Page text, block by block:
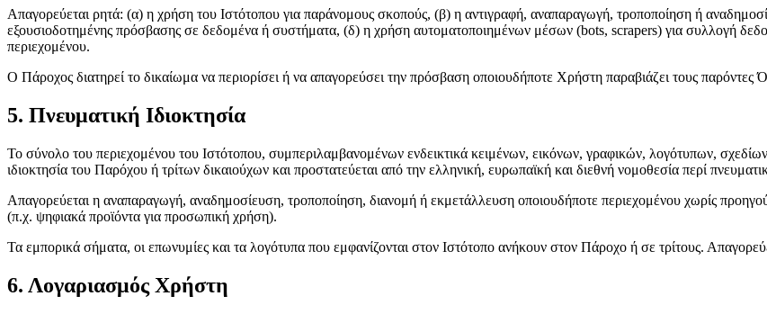
Απαγορεύεται ρητά: (α) η χρήση του Ιστότοπου για παράνομους σκοπούς, (β) η αντιγραφή, αναπαραγωγή, τροποποίηση ή
εξουσιοδοτημένης πρόσβασης σε δεδομένα ή συστήματα, (δ) η χρήση αυτοματοποιημένων μέσων (bots, scrapers) για συλλογή
περιεχομένου.
Ο Πάροχος διατηρεί το δικαίωμα να περιορίσει ή να απαγορεύσει την πρόσβαση οποιουδήποτε Χρήστη παραβιάζει τους παρόντες
5. Πνευματική Ιδιοκτησία
Το σύνολο του περιεχομένου του Ιστότοπου, συμπεριλαμβανομένων ενδεικτικά κειμένων, εικόνων, γραφικών, λογότυπων,
ιδιοκτησία του Παρόχου ή τρίτων δικαιούχων και προστατεύεται από την ελληνική, ευρωπαϊκή και διεθνή νομοθεσία περί
Απαγορεύεται η αναπαραγωγή, αναδημοσίευση, τροποποίηση, διανομή ή εκμετάλλευση οποιουδήποτε περιεχομένου χωρίς
(π.χ. ψηφιακά προϊόντα για προσωπική χρήση).
Τα εμπορικά σήματα, οι επωνυμίες και τα λογότυπα που εμφανίζονται στον Ιστότοπο ανήκουν στον Πάροχο ή σε τρίτους.
6. Λογαριασμός Χρήστη